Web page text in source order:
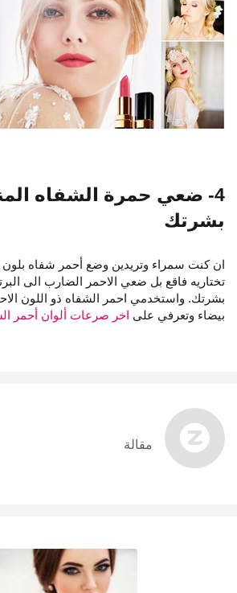
4- ضعي حمرة الشفاه
بشرتك
ان كنت سمراء وتريدين وضع أحمر شفاه
تختاريه فاقع بل ضعي الاحمر الضارب الى
بشرتك. واستخدمي احمر الشفاه ذو اللون
بيضاء وتعرفي على اخر صرعات ألوان أحمر
مقالة